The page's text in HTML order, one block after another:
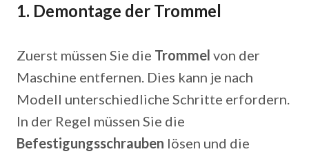
1. Demontage der Trommel
Zuerst müssen Sie die Trommel von der
Maschine entfernen. Dies kann je nach
Modell unterschiedliche Schritte erfordern.
In der Regel müssen Sie die
Befestigungsschrauben lösen und die